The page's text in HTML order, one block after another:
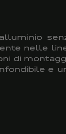
nelle
di
e